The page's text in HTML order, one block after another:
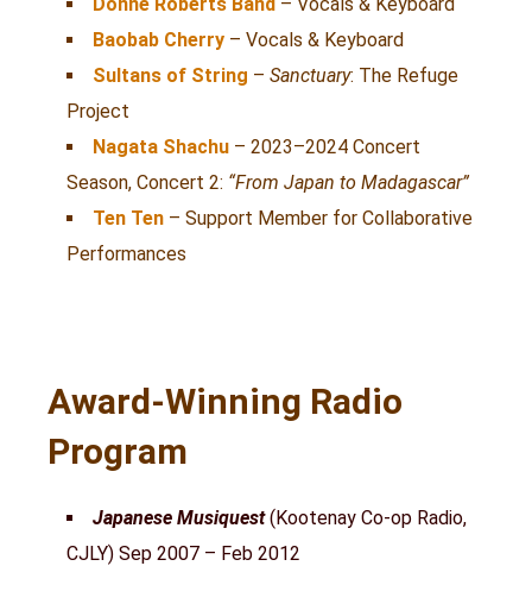
Baobab Cherry – Vocals & Keyboard
Sultans of String – Sanctuary: The Refuge
Project
Nagata Shachu – 2023–2024 Concert
Season, Concert 2: “From Japan to Madagascar”
Ten Ten – Support Member for Collaborative
Performances
Award-Winning Radio
Program
Japanese Musiquest(Kootenay Co-op Radio,
CJLY) Sep 2007 – Feb 2012